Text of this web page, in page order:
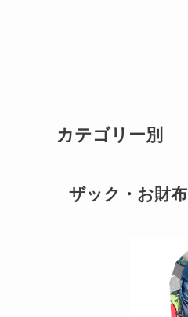
カテゴリー別
ザック・お財布